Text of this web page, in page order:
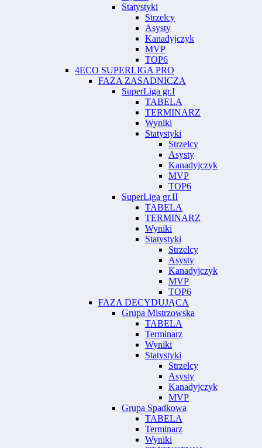
Statystyki
Strzelcy
Asysty
Kanadyjczyk
MVP
TOP6
4ECO SUPERLIGA PRO
FAZA ZASADNICZA
SuperLiga gr.I
TABELA
TERMINARZ
Wyniki
Statystyki
Strzelcy
Asysty
Kanadyjczyk
MVP
TOP6
SuperLiga gr.II
TABELA
TERMINARZ
Wyniki
Statystyki
Strzelcy
Asysty
Kanadyjczyk
MVP
TOP6
FAZA DECYDUJĄCA
Grupa Mistrzowska
TABELA
Terminarz
Wyniki
Statystyki
Strzelcy
Asysty
Kanadyjczyk
MVP
Grupa Spadkowa
TABELA
Terminarz
Wyniki